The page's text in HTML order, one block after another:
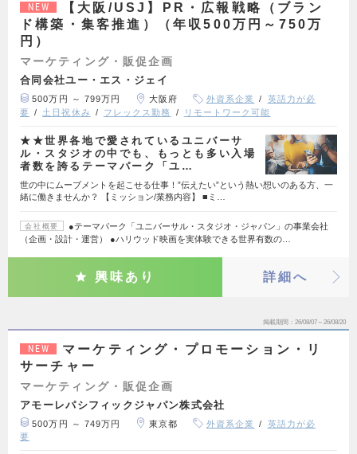
NEW
【大阪/USJ】PR・広報戦略（ブラン
ド構築・集客推進）（年収500万円～750万
円）
マーケティング・販促企画
合同会社ユー・エス・ジェイ
500万円 ～ 799万円 大阪府 外資系企業
英語力が必
要
土日祝休み フレックス勤務 リモートワーク可能
★★世界各地で愛されているユニバーサ
ル・スタジオの中でも、もっとも多い入場
者数を誇るテーマパーク「ユ…
世の中にムーブメントを起こせる仕事！”伝えたい”という熱い想いのある方、一
緒に働きませんか？ 【ミッション/業務内容】 ■ミ…
会社概要
●テーマパーク「ユニバーサル・スタジオ・ジャパン」の事業会社
（企画・設計・運営） ●ハリウッド映画を実体験できる世界有数の…
興味あり 詳細へ
掲載期間 26/08/07～26/08/20
NEW
マーケティング・プロモーション・リ
サーチャー
マーケティング・販促企画
アモーレパシフィックジャパン株式会社
500万円 ～ 749万円 東京都 外資系企業
英語力が必
要